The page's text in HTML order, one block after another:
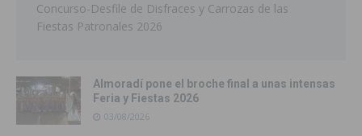
Concurso-Desfile de Disfraces y Carrozas de las
Fiestas Patronales 2026
Almoradí pone el broche final a unas intensas
Feria y Fiestas 2026
03/08/2026